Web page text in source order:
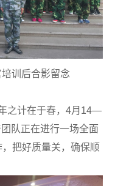
训后合影留念
之计在于春，4月14—
队正在进行一场全面
把好质量关，确保顺